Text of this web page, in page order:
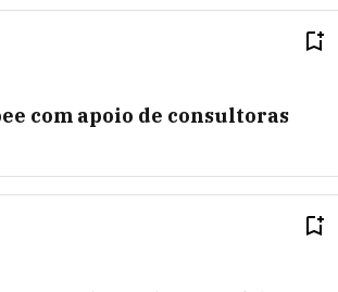
com apoio de consultoras